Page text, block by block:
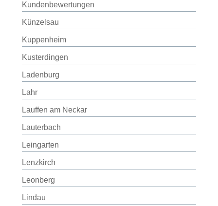
Kundenbewertungen
Künzelsau
Kuppenheim
Kusterdingen
Ladenburg
Lahr
Lauffen am Neckar
Lauterbach
Leingarten
Lenzkirch
Leonberg
Lindau